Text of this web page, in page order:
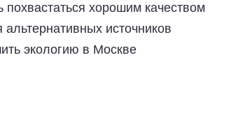
похвастаться хорошим качеством
источников
экологию в Москве